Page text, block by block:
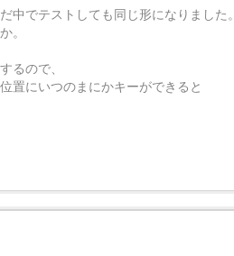
中でテストしても同じ形になりました。
。
るので、
置にいつのまにかキーができると